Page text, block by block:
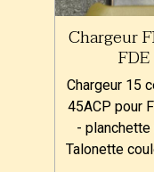
Chargeur
FDE
Chargeur 15
45ACP pour
- planchette
Talonette